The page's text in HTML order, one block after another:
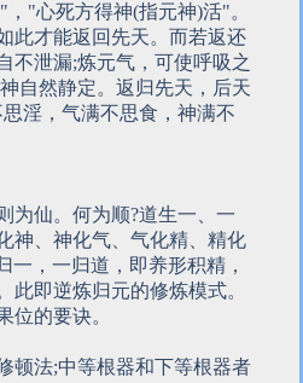
"心死方得神(指元神)活"。
此才能返回先天。而若返还
不泄漏;炼元气，可使呼吸之
自然静定。返归先天，后天
淫，气满不思食，神满不
为仙。何为顺?道生一、一
神、神化气、气化精、精化
一，一归道，即养形积精，
此即逆炼归元的修炼模式。
位的要诀。
顿法;中等根器和下等根器者